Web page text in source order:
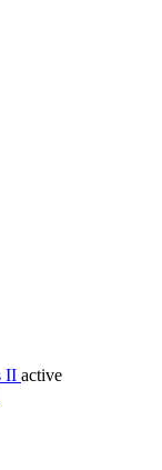
active